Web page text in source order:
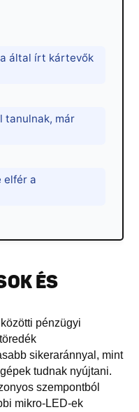
által írt kártevők
tanulnak, már
elfér a
ÉS
pénzügyi
sikeraránnyal, mint
tudnak nyújtani.
szempontból
mikro-LED-ek